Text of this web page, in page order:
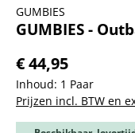
GUMBIES
GUMBIES -
€ 44,95
Inhoud: 1 Paar
Prijzen incl. BTW en